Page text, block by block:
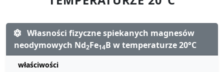
Własności fizyczne spiekanych magnesów
neodymowych Nd2Fe14B w temperaturze 20°C
właściwości